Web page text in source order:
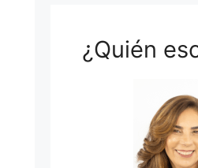
¿Quién